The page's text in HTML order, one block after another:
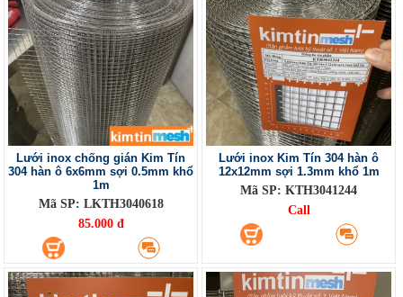
Lưới inox chống gián Kim Tín
304 hàn ô 6x6mm sợi 0.5mm khổ
1m
Mã SP: LKTH3040618
85.000 đ
Lưới inox Kim Tín 304 hàn ô
12x12mm sợi 1.3mm khổ 1m
Mã SP: KTH3041244
Call